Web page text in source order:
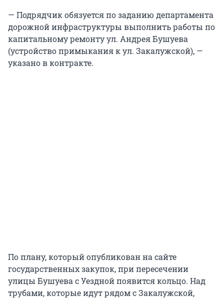
— Подрядчик обязуется по заданию департамента
дорожной инфраструктуры выполнить работы по
капитальному ремонту ул. Андрея Бушуева
(устройство примыкания к ул. Закалужской), —
указано в контракте.
По плану, который опубликован на сайте
государственных закупок, при пересечении
улицы Бушуева с Уездной появится кольцо. Над
трубами, которые идут рядом с Закалужской,